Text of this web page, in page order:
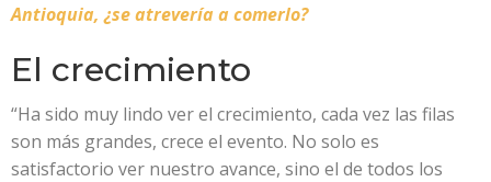
Antioquia, ¿se atrevería a comerlo?
El crecimiento
“Ha sido muy lindo ver el crecimiento, cada vez las filas
son más grandes, crece el evento. No solo es
satisfactorio ver nuestro avance, sino el de todos los